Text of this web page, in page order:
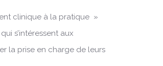
clinique à la pratique »
s’intéressent aux
la prise en charge de leurs